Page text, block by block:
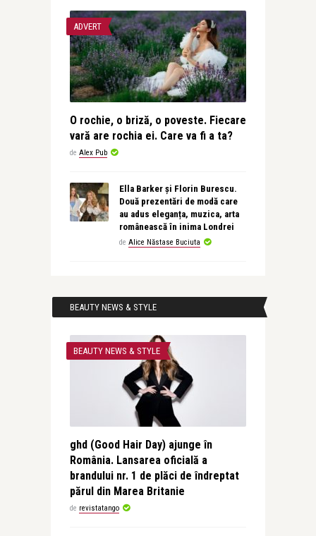
ADVERT
O rochie, o briză, o poveste. Fiecare
vară are rochia ei. Care va fi a ta?
de Alex Pub
Ella Barker și Florin Burescu.
Două prezentări de modă care
au adus eleganța, muzica, arta
românească în inima Londrei
de Alice Năstase Buciuta
BEAUTY NEWS & STYLE
BEAUTY NEWS & STYLE
ghd (Good Hair Day) ajunge în
România. Lansarea oficială a
brandului nr. 1 de plăci de îndreptat
părul din Marea Britanie
de revistatango